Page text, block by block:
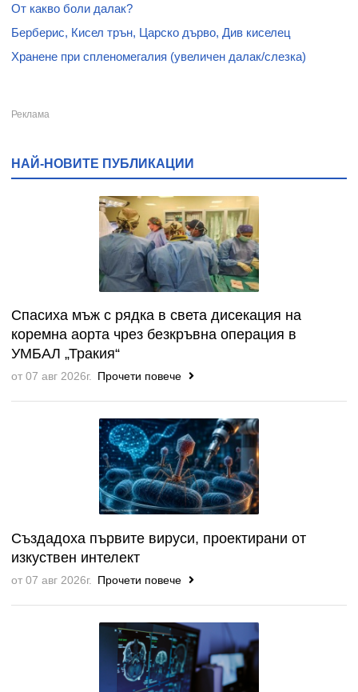
От какво боли далак?
Берберис, Кисел трън, Царско дърво, Див киселец
Хранене при спленомегалия (увеличен далак/слезка)
НАЙ-НОВИТЕ ПУБЛИКАЦИИ
Спасиха мъж с рядка в света дисекация на
коремна аорта чрез безкръвна операция в
УМБАЛ „Тракия“
от 07 авг 2026г. Прочети повече
Създадоха първите вируси, проектирани от
изкуствен интелект
от 07 авг 2026г. Прочети повече